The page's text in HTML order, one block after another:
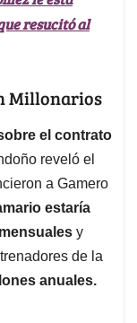
resucitó al
Millonarios
el contrato
reveló el
a Gamero
estaría
y
de la
anuales.